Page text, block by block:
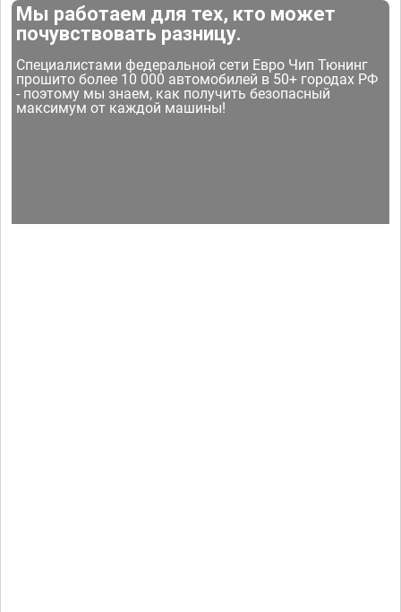
Мы работаем для тех, кто может
почувствовать разницу.
Специалистами федеральной сети Евро Чип Тюнинг
прошито более 10 000 автомобилей в 50+ городах РФ
- поэтому мы знаем, как получить безопасный
максимум от каждой машины!